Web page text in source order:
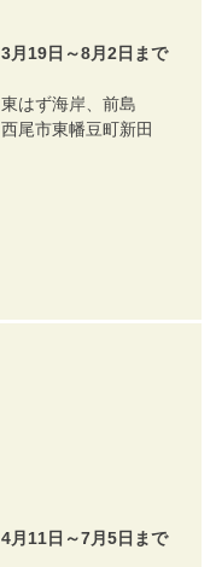
3月19日～8月2日まで
東はず海岸、前島
西尾市東幡豆町新田
4月11日～7月5日まで